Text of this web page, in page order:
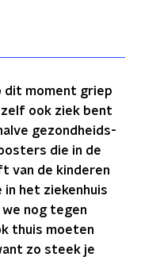
dit moment griep
ook ziek bent
gezondheids-
die in de
van de kinderen
het ziekenhuis
we nog tegen
thuis moeten
zo steek je